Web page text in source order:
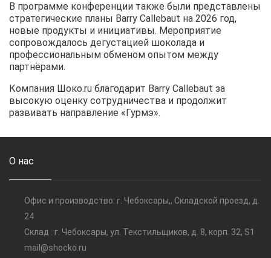
В программе конференции также были представлены
стратегические планы Barry Callebaut на 2026 год,
новые продукты и инициативы. Мероприятие
сопровождалось дегустацией шоколада и
профессиональным обменом опытом между
партнёрами.
Компания Шоко.ru благодарит Barry Callebaut за
высокую оценку сотрудничества и продолжит
развивать направление «Гурмэ».
О нас
Офис и производство: г. Чебоксары,, Складской проезд, д.
24
Склад : г. Чебоксары, ул. Текстильщиков, д. 8, корп. 32, S1
mail@shocko.ru